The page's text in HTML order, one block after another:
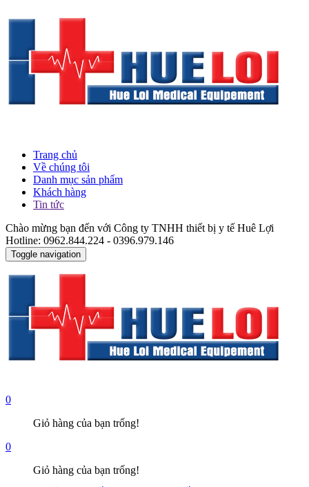
Trang chủ
Về chúng tôi
Danh mục sản phẩm
Khách hàng
Tin tức
Chào mừng bạn đến với Công ty TNHH thiết bị y tế Huê Lợi
Hotline: 0962.844.224 - 0396.979.146
Toggle navigation
0
Giỏ hàng của bạn trống!
0
Giỏ hàng của bạn trống!